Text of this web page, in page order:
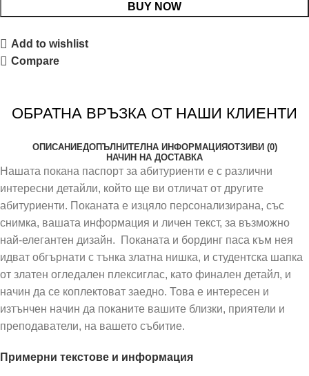
BUY NOW
Add to wishlist
Compare
ОБРАТНА ВРЪЗКА ОТ НАШИ КЛИЕНТИ
ОПИСАНИЕДОПЪЛНИТЕЛНА ИНФОРМАЦИЯОТЗИВИ (0)
НАЧИН НА ДОСТАВКА
Нашата покана паспорт за абитуриенти е с различни
интересни детайли, който ще ви отличат от другите
абитуриенти. Поканата е изцяло персонализирана, със
снимка, вашата информация и личен текст, за възможно
най-елегантен дизайн. Поканата и бординг паса към нея
идват обгърнати с тънка златна нишка, и студентска шапка
от златен огледален плексиглас, като финален детайл, и
начин да се коплектоват заедно. Това е интересен и
изтънчен начин да поканите вашите близки, приятели и
преподаватели, на вашето събитие.
Примерни текстове и информация